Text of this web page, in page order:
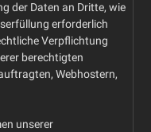
der Daten an Dritte, wie
erforderlich
Verpflichtung
berechtigten
Webhostern,
unserer